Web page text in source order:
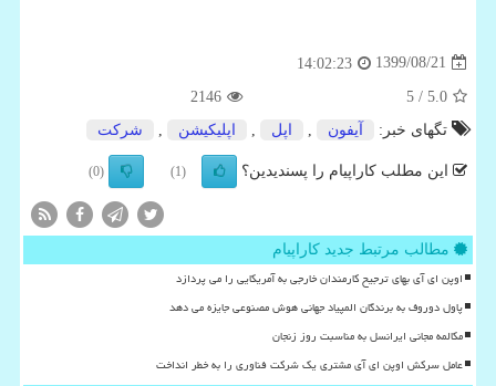
1399/08/21
14:02:23
5.0
/ 5
2146
تگهای خبر:
آیفون اپل اپلیكیشن شركت
این مطلب کاراپیام را پسندیدین؟ (1)
(0)
مطالب مرتبط جدید کاراپیام
اوپن ای آی بهای ترجیح کارمندان خارجی به آمریکایی را می پردازد
پاول دوروف به برندگان المپیاد جهانی هوش مصنوعی جایزه می دهد
مکالمه مجانی ایرانسل به مناسبت روز زنجان
عامل سرکش اوپن ای آی مشتری یک شرکت فناوری را به خطر انداخت